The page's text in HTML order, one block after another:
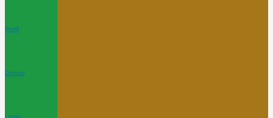
Profil
Donasi